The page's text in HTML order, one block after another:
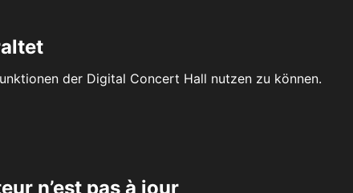
der Digital Concert Hall nutzen zu können.
n’est pas à jour